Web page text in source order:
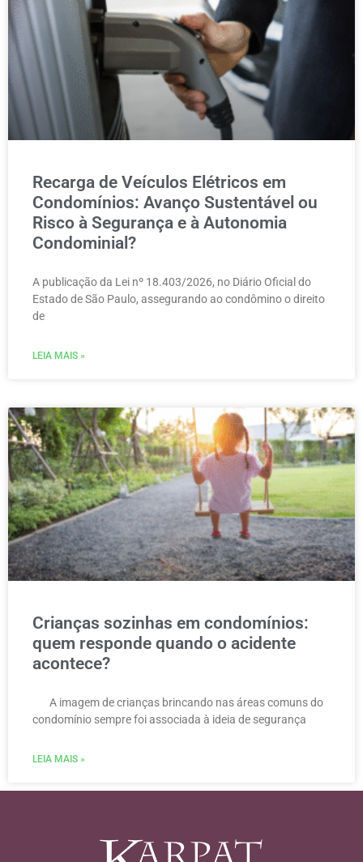
Recarga de Veículos Elétricos em
Condomínios: Avanço Sustentável ou
Risco à Segurança e à Autonomia
Condominial?
A publicação da Lei nº 18.403/2026, no Diário Oficial do
Estado de São Paulo, assegurando ao condômino o direito
de
LEIA MAIS »
Crianças sozinhas em condomínios:
quem responde quando o acidente
acontece?
A imagem de crianças brincando nas áreas comuns do
condomínio sempre foi associada à ideia de segurança
LEIA MAIS »